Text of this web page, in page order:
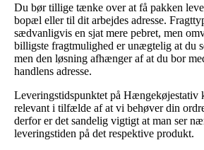
Du bør tillige tænke over at få pakken
bopæl eller til dit arbejdes adresse.
sædvanligvis en sjat mere pebret, men
billigste fragtmulighed er unægtelig at du
men den løsning afhænger af at du bor
handlens adresse.
Leveringstidspunktet på Hængekøjestativ
relevant i tilfælde af at vi behøver din
derfor er det sandelig vigtigt at man ser
leveringstiden på det respektive produkt.